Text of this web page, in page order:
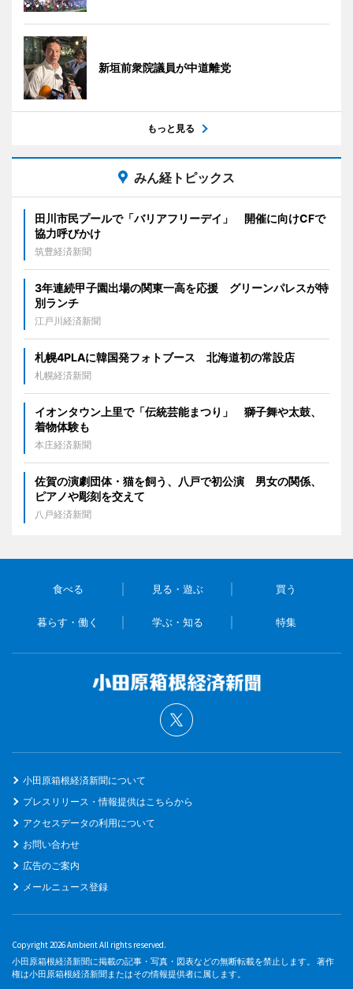
新垣前衆院議員が中道離党
もっと見る
みん経トピックス
田川市民プールで「バリアフリーデイ」 開催に向けCFで
協力呼びかけ
筑豊経済新聞
3年連続甲子園出場の関東一高を応援 グリーンパレスが特
別ランチ
江戸川経済新聞
札幌4PLAに韓国発フォトブース 北海道初の常設店
札幌経済新聞
イオンタウン上里で「伝統芸能まつり」 獅子舞や太鼓、
着物体験も
本庄経済新聞
佐賀の演劇団体・猫を飼う、八戸で初公演 男女の関係、
ピアノや彫刻を交えて
八戸経済新聞
食べる 見る・遊ぶ 買う
暮らす・働く 学ぶ・知る 特集
小田原箱根経済新聞について
プレスリリース・情報提供はこちらから
アクセスデータの利用について
お問い合わせ
広告のご案内
メールニュース登録
Copyright 2026 Ambient All rights reserved.
小田原箱根経済新聞に掲載の記事・写真・図表などの無断転載を禁止します。 著作
権は小田原箱根経済新聞またはその情報提供者に属します。